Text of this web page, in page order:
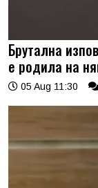
Брутална
е родила на
05 Aug 11:30